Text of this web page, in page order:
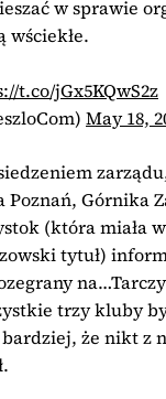
w sprawie
wściekłe.
t.co/jGx5KQwS2z
May 18,
Poznań, Górnika
(która miała
tytuł)
trzy kluby
że nikt z